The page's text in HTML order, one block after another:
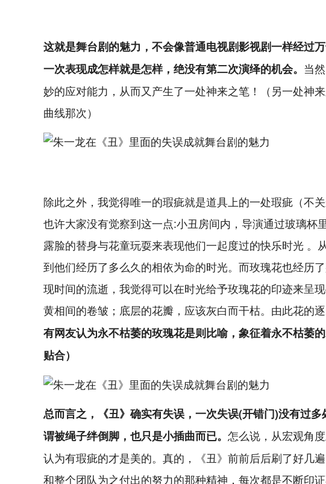
这就是舞台剧的魅力，不会像普通电视剧影视剧一样经过
一次表现成怎样就是怎样，绝没有第二次演绎的机会。 当
妙的应对能力，从而又产生了一处神来之笔！（另一处神
曲线那次）
除此之外，我觉得唯一的瑕疵就是道具上的一处瑕疵（不
也许大家没有觉察到这一点:小丑房间内，导演通过玻璃杯
露脸的替身与花童玩耍来表现他们一起度过的快乐时光
到他们经历了多么久的相依为命的时光。而玫瑰花也经历
现时间的流逝，我觉得可以在时光给予玫瑰花的印迹来
黄相间的卷皱；底层的花瓣，应该灰白而干枯。由此花的
有网友认为永不枯萎的玫瑰花是则比喻，象征着永不枯萎
贴合）
总而言之，《丑》确实有失误，一次失误(开错门)没有过
谓被绳子绊倒脚，也只是小插曲而已。 怎么说，从宏观角
认为有瑕疵的才是美的。真的，《丑》前前后后刷了好几
和整个团队为之付出的努力的那种精神，每次都是不断印